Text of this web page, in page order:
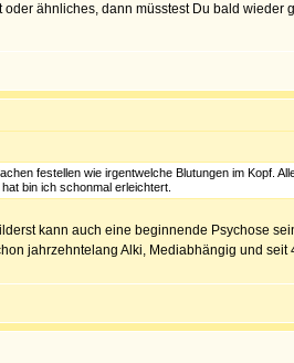
ähnliches, dann müsstest Du bald wieder
festellen wie irgentwelche Blutungen im Kopf.
bin ich schonmal erleichtert.
kann auch eine beginnende Psychose
jahrzehntelang Alki, Mediabhängig und